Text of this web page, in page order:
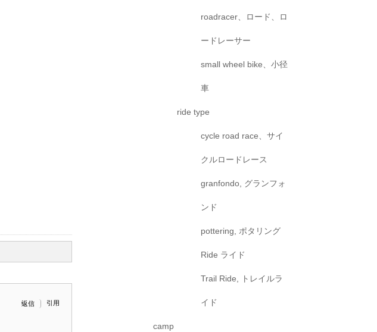
返信 引用
roadracer、ロード、ロ
ードレーサー
small wheel bike、小径
車
ride type
cycle road race、サイ
クルロードレース
granfondo, グランフォ
ンド
pottering, ポタリング
Ride ライド
Trail Ride, トレイルラ
イド
camp